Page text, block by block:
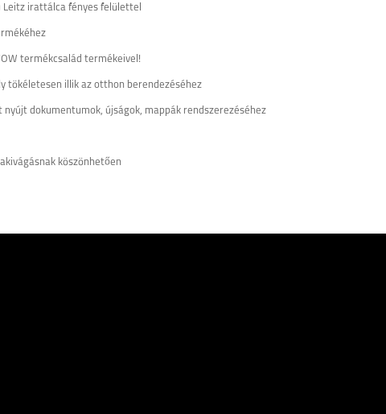
irattálca fényes felülettel
termékcsalád termékeivel!
tökéletesen illik az otthon berendezéséhez
dokumentumok, újságok, mappák rendszerezéséhez
köszönhetően